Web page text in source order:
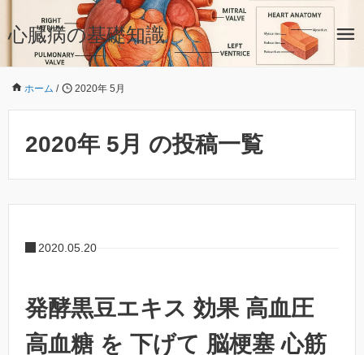
心臓病の基礎知識
ホーム / 2020年 5月
2020年 5月 の投稿一覧
2020.05.20
発酵黒豆エキス 効果 高血圧
高血糖 を 下げて 脳梗塞 心筋